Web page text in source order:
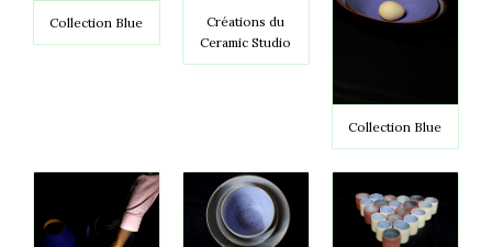
Collection Blue
Créations du
Ceramic Studio
Collection Blue